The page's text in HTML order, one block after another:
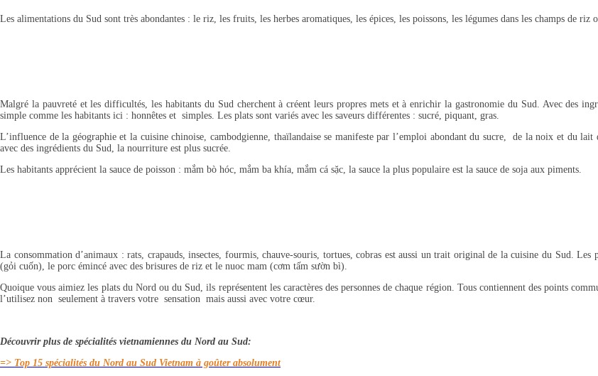
Les alimentations du Sud sont très abondantes : le riz, les fruits, les herbes aromatiques, les épices, les poissons, les légumes dans les champs de riz
Malgré la pauvreté et les difficultés, les habitants du Sud cherchent à créent leurs propres mets et à enrichir la gastronomie du Sud. Avec des
simple comme les habitants ici : honnêtes et simples. Les plats sont variés avec les saveurs différentes : sucré, piquant, gras.
L’influence de la géographie et la cuisine chinoise, cambodgienne, thaïlandaise se manifeste par l’emploi abondant du sucre, de la noix et du
avec des ingrédients du Sud, la nourriture est plus sucrée.
Les habitants apprécient la sauce de poisson : mắm bò hóc, mắm ba khía, mắm cá sặc, la sauce la plus populaire est la sauce de soja aux piments.
La consommation d’animaux : rats, crapauds, insectes, fourmis, chauve-souris, tortues, cobras est aussi un trait original de la cuisine du Sud.
(gỏi cuốn), le porc émincé avec des brisures de riz et le nuoc mam (cơm tấm sườn bì).
Quoique vous aimiez les plats du Nord ou du Sud, ils représentent les caractères des personnes de chaque région. Tous contiennent des points
l’utilisez non seulement à travers votre sensation mais aussi avec votre cœur.
Découvrir plus de spécialités vietnamiennes du Nord au Sud:
=> Top 15 spécialités du Nord au Sud Vietnam à goûter absolument